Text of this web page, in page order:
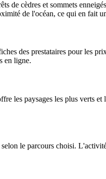
de cèdres et sommets
de l'océan, ce qui en fait
des prestataires pour les
en ligne.
les paysages les plus verts
le parcours choisi.